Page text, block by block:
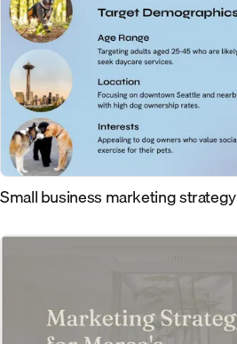
Small business marketing strategy